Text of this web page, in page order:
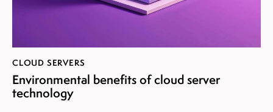
CLOUD SERVERS
Environmental benefits of cloud server
technology